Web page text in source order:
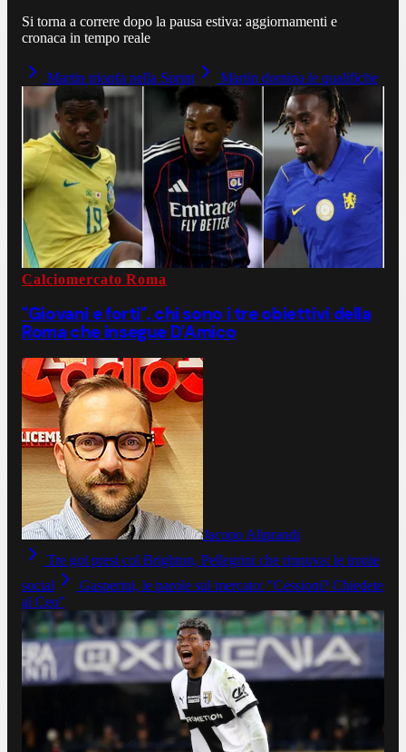
Si torna a correre dopo la pausa estiva: aggiornamenti e
cronaca in tempo reale
Martin trionfa nella Sprint Martin domina le qualifiche
Calciomercato Roma
"Giovani e forti", chi sono i tre obiettivi della
Roma che insegue D'Amico
Jacopo Aliprandi
Tre gol presi col Brighton, Pellegrini che rinnova: le ironie
social
Gasperini, le parole sul mercato: "Cessioni? Chiedete
al Ceo"